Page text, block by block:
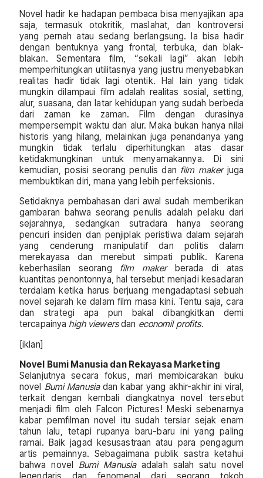
Novel hadir ke hadapan pembaca bisa menyajikan apa
saja, termasuk otokritik, maslahat, dan kontroversi
yang pernah atau sedang berlangsung. Ia bisa hadir
dengan bentuknya yang frontal, terbuka, dan blak-
blakan. Sementara film, “sekali lagi” akan lebih
memperhitungkan utilitasnya yang justru menyebabkan
realitas hadir tidak lagi otentik. Hal lain yang tidak
mungkin dilampaui film adalah realitas sosial, setting,
alur, suasana, dan latar kehidupan yang sudah berbeda
dari zaman ke zaman. Film dengan durasinya
mempersempit waktu dan alur. Maka bukan hanya nilai
historis yang hilang, melainkan juga penandanya yang
mungkin tidak terlalu diperhitungkan atas dasar
ketidakmungkinan untuk menyamakannya. Di sini
kemudian, posisi seorang penulis dan film makerjuga
membuktikan diri, mana yang lebih perfeksionis.
Setidaknya pembahasan dari awal sudah memberikan
gambaran bahwa seorang penulis adalah pelaku dari
sejarahnya, sedangkan sutradara hanya seorang
pencuri insiden dan penjiplak peristiwa dalam sejarah
yang cenderung manipulatif dan politis dalam
merekayasa dan merebut simpati publik. Karena
keberhasilan seorang film maker
berada di atas
kuantitas penontonnya, hal tersebut menjadi kesadaran
terdalam ketika harus berjuang mengadaptasi sebuah
novel sejarah ke dalam film masa kini. Tentu saja, cara
dan strategi apa pun bakal dibangkitkan demi
tercapainya high viewersdan economil profits.
[iklan]
Novel Bumi Manusia dan Rekayasa Marketing
Selanjutnya secara fokus, mari membicarakan buku
novel Bumi Manusiadan kabar yang akhir-akhir ini viral,
terkait dengan kembali diangkatnya novel tersebut
menjadi film oleh Falcon Pictures! Meski sebenarnya
kabar pemfilman novel itu sudah tersiar sejak enam
tahun lalu, tetapi rupanya baru-baru ini yang paling
ramai. Baik jagad kesusastraan atau para pengagum
artis pemainnya. Sebagaimana publik sastra ketahui
bahwa novel Bumi Manusiaadalah salah satu novel